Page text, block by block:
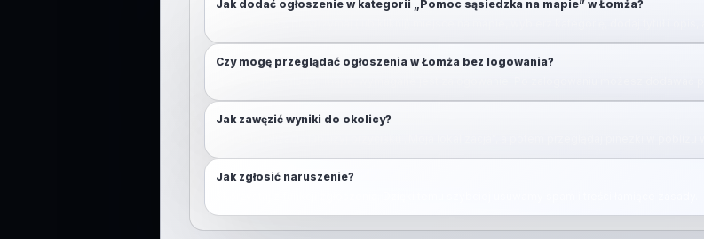
Jak dodać ogłoszenie w kategorii „Pomoc sąsiedzka na mapie” w Łomża?
Czy mogę przeglądać ogłoszenia w Łomża bez logowania?
Jak zawęzić wyniki do okolicy?
Jak zgłosić naruszenie?